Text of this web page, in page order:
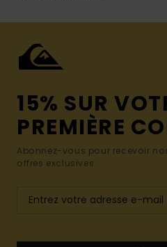
15% SUR
PREMIÈRE
Abonnez-vous pour recevoir
offres exclusives.